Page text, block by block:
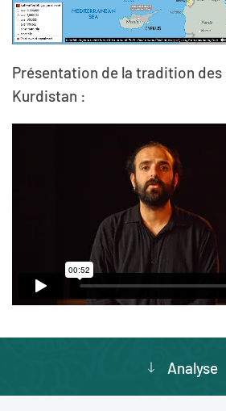
Présentation de la tradition des
Kurdistan :
Analyse